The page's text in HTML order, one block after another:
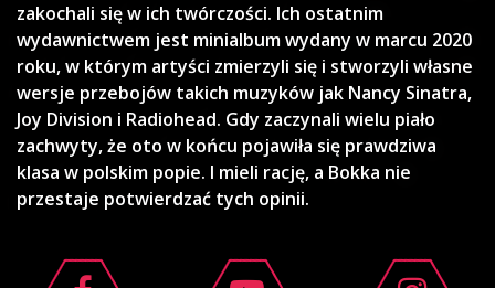
zakochali się w ich twórczości. Ich ostatnim
wydawnictwem jest minialbum wydany w marcu 2020
roku, w którym artyści zmierzyli się i stworzyli własne
wersje przebojów takich muzyków jak Nancy Sinatra,
Joy Division i Radiohead. Gdy zaczynali wielu piało
zachwyty, że oto w końcu pojawiła się prawdziwa
klasa w polskim popie. I mieli rację, a Bokka nie
przestaje potwierdzać tych opinii.